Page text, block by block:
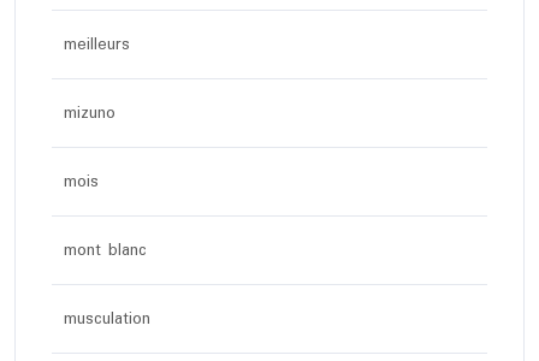
meilleurs
mizuno
mois
mont blanc
musculation